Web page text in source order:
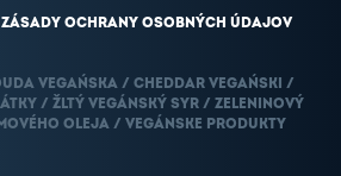
ZÁSADY OCHRANY OSOBNÝCH ÚDAJOV
VEGAŃSKA / CHEDDAR VEGAŃSKI /
/ ŽLTÝ VEGÁNSKÝ SYR / ZELENINOVÝ
OLEJA / VEGÁNSKE PRODUKTY